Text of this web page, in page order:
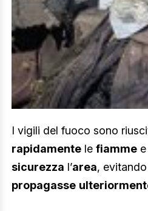
I vigili del fuoco sono
rapidamente le fiamme
sicurezza l’area, evitando
propagasse